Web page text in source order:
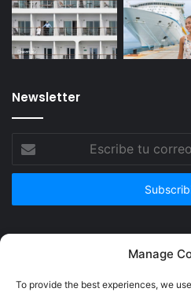
Manage
To provide the best experiences, we
Newsletter
correo